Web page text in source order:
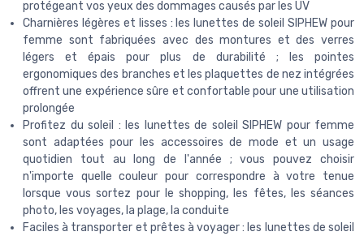
protégeant vos yeux des dommages causés par les UV
Charnières légères et lisses : les lunettes de soleil SIPHEW pour
femme sont fabriquées avec des montures et des verres
légers et épais pour plus de durabilité ; les pointes
ergonomiques des branches et les plaquettes de nez intégrées
offrent une expérience sûre et confortable pour une utilisation
prolongée
Profitez du soleil : les lunettes de soleil SIPHEW pour femme
sont adaptées pour les accessoires de mode et un usage
quotidien tout au long de l'année ; vous pouvez choisir
n'importe quelle couleur pour correspondre à votre tenue
lorsque vous sortez pour le shopping, les fêtes, les séances
photo, les voyages, la plage, la conduite
Faciles à transporter et prêtes à voyager : les lunettes de soleil